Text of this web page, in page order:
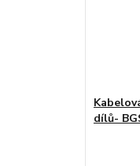
dílů-